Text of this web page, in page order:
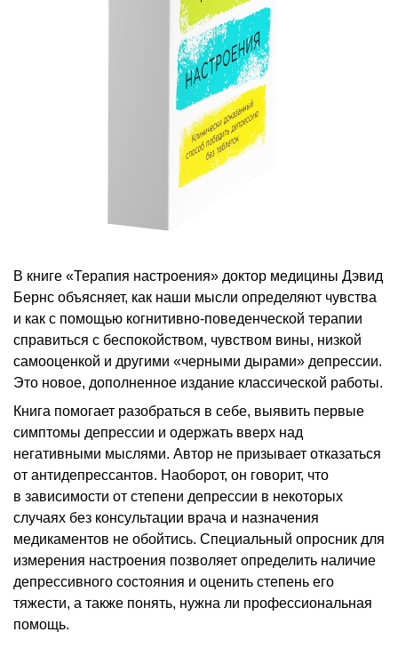
В книге «Терапия настроения» доктор медицины Дэвид
Бернс объясняет, как наши мысли определяют чувства
и как с помощью когнитивно-поведенческой терапии
справиться с беспокойством, чувством вины, низкой
самооценкой и другими «черными дырами» депрессии.
Это новое, дополненное издание классической работы.
Книга помогает разобраться в себе, выявить первые
симптомы депрессии и одержать вверх над
негативными мыслями. Автор не призывает отказаться
от антидепрессантов. Наоборот, он говорит, что
в зависимости от степени депрессии в некоторых
случаях без консультации врача и назначения
медикаментов не обойтись. Специальный опросник для
измерения настроения позволяет определить наличие
депрессивного состояния и оценить степень его
тяжести, а также понять, нужна ли профессиональная
помощь.